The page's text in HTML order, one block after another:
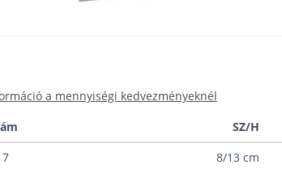
a mennyiségi kedvezményeknél
SZ/H
8/13 cm